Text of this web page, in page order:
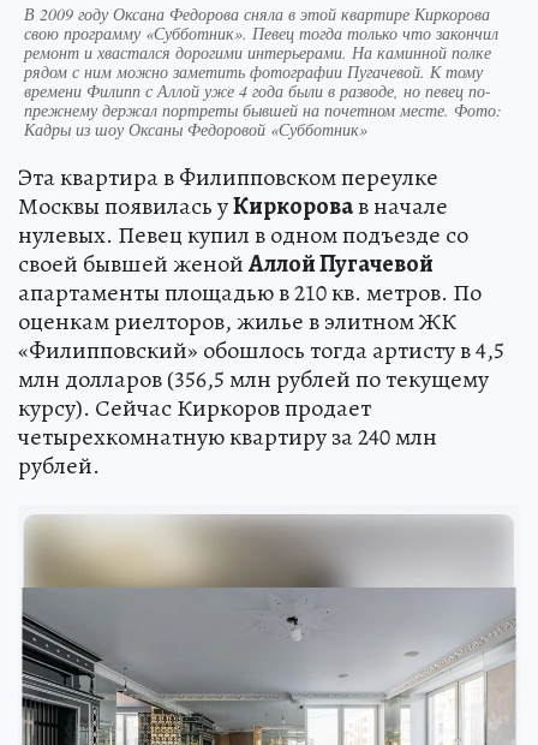
В 2009 году Оксана Федорова сняла в этой квартире Киркорова
свою программу «Субботник». Певец тогда только что закончил
ремонт и хвастался дорогими интерьерами. На каминной полке
рядом с ним можно заметить фотографии Пугачевой. К тому
времени Филипп с Аллой уже 4 года были в разводе, но певец по-
прежнему держал портреты бывшей на почетном месте. Фото:
Кадры из шоу Оксаны Федоровой «Субботник»
Эта квартира в Филипповском переулке
Москвы появилась уКиркоровав начале
нулевых. Певец купил в одном подъезде со
своей бывшей женойАллой Пугачевой
апартаменты площадью в 210 кв. метров. По
оценкам риелторов, жилье в элитном ЖК
«Филипповский» обошлось тогда артисту в 4,5
млн долларов (356,5 млн рублей по текущему
курсу). Сейчас Киркоров продает
четырехкомнатную квартиру за 240 млн
рублей.